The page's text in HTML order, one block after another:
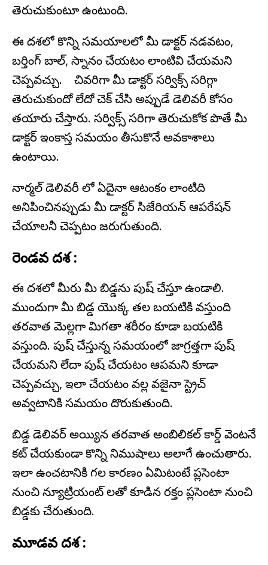
తెరుచుకుంటూ ఉంటుంది.
ఈ దశలో కొన్ని సమయాలలో మీ డాక్టర్ నడవటం,
బర్తింగ్ బాల్, స్నానం చేయటం లాంటివి చేయమని
చెప్పవచ్చు. చివరిగా మీ డాక్టర్ సర్విక్స్ సరిగ్గా
తెరుచుకుందో లేదో చెక్ చేసి అప్పుడే డెలివరీ కోసం
తయారు చేస్తారు. సర్విక్స్ సరిగా తెరుచుకోక పొతే మీ
డాక్టర్ ఇంకాస్త సమయం తీసుకొనే అవకాశాలు
ఉంటాయి.
నార్మల్ డెలివరీ లో ఏదైనా ఆటంకం లాంటిది
అనిపించినప్పుడు మీ డాక్టర్ సిజేరియన్ ఆపరేషన్
చేయాలనీ చెప్పటం జరుగుతుంది.
రెండవ దశ :
ఈ దశలో మీరు మీ బిడ్డను పుష్ చేస్తూ ఉండాలి.
ముందుగా మీ బిడ్డ యొక్క తల బయటికి వస్తుంది
తరవాత మెల్లగా మిగతా శరీరం కూడా బయటికి
వస్తుంది. పుష్ చేస్తున్న సమయంలో జాగ్రత్తగా పుష్
చేయమని లేదా పుష్ చేయటం ఆపమని కూడా
చెప్పవచ్చు, ఇలా చేయటం వల్ల వజైనా స్ట్రెచ్
అవ్వటానికి సమయం దొరుకుతుంది.
బిడ్డ డెలివర్ అయ్యిన తరవాత అంబిలికల్ కార్డ్ వెంటనే
కట్ చేయకుండా కొన్ని నిముషాలు అలాగే ఉంచుతారు.
ఇలా ఉంచటానికి గల కారణం ఏమిటంటే ప్లసెంటా
నుంచి న్యూట్రియంట్ లతో కూడిన రక్తం ప్లసెంటా నుంచి
బిడ్డకు చేరుతుంది.
మూడవ దశ :